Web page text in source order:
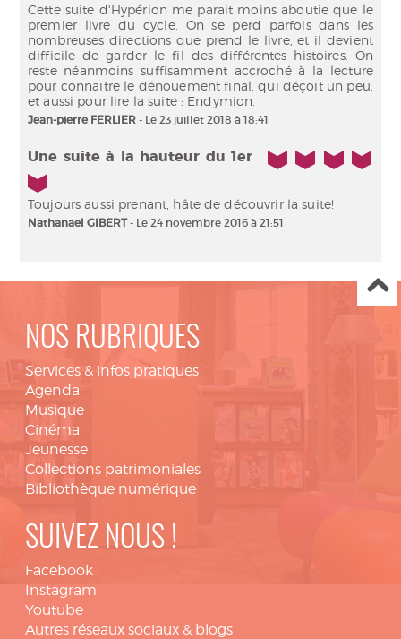
Cette suite d'Hypérion me parait moins aboutie que le
premier livre du cycle. On se perd parfois dans les
nombreuses directions que prend le livre, et il devient
difficile de garder le fil des différentes histoires. On
reste néanmoins suffisamment accroché à la lecture
pour connaitre le dénouement final, qui déçoit un peu,
et aussi pour lire la suite : Endymion.
Jean-pierre FERLIER - Le 23 juillet 2018 à 18:41
Une suite à la hauteur du 1er 5/5
Toujours aussi prenant, hâte de découvrir la suite!
Nathanael GIBERT- Le 24 novembre 2016 à 21:51
NOS RUBRIQUES
Services & infos pratiques
Agenda
Musique
Cinéma
Jeunesse
Collections patrimoniales
Bibliothèque numérique
SUIVEZ NOUS !
Facebook
Instagram
Youtube
Autres réseaux sociaux & blogs